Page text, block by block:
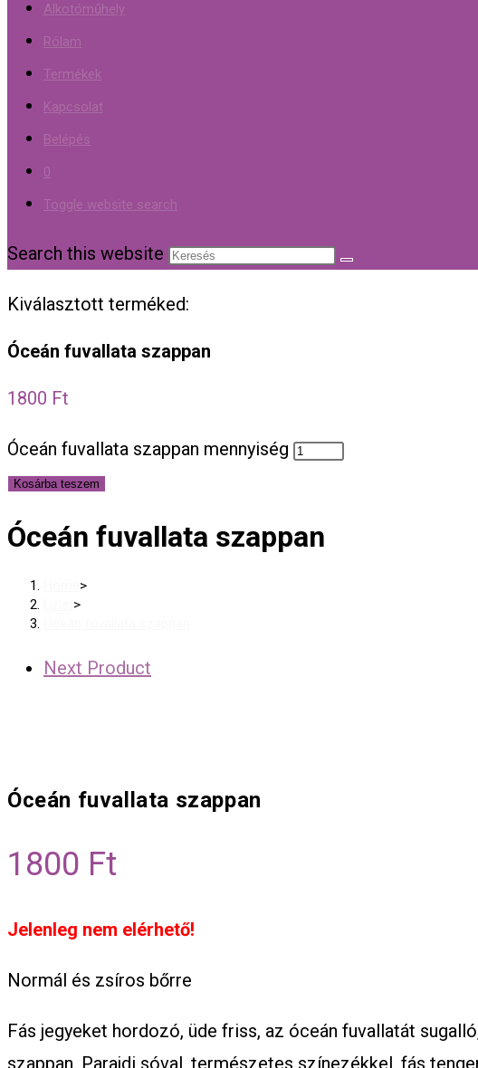
Alkotóműhely
Rólam
Termékek
Kapcsolat
Belépés
0
Toggle website search
Search this website
Kiválasztott terméked:
Óceán fuvallata szappan
1800 Ft
Óceán fuvallata szappan mennyiség
Kosárba teszem
Óceán fuvallata szappan
>
>
Next Product
Óceán fuvallata szappan
1800 Ft
Jelenleg nem elérhető!
Normál és zsíros bőrre
Fás jegyeket hordozó, üde friss, az óceán fuvallatát
szappan. Parajdi sóval, természetes színezékkel, fás